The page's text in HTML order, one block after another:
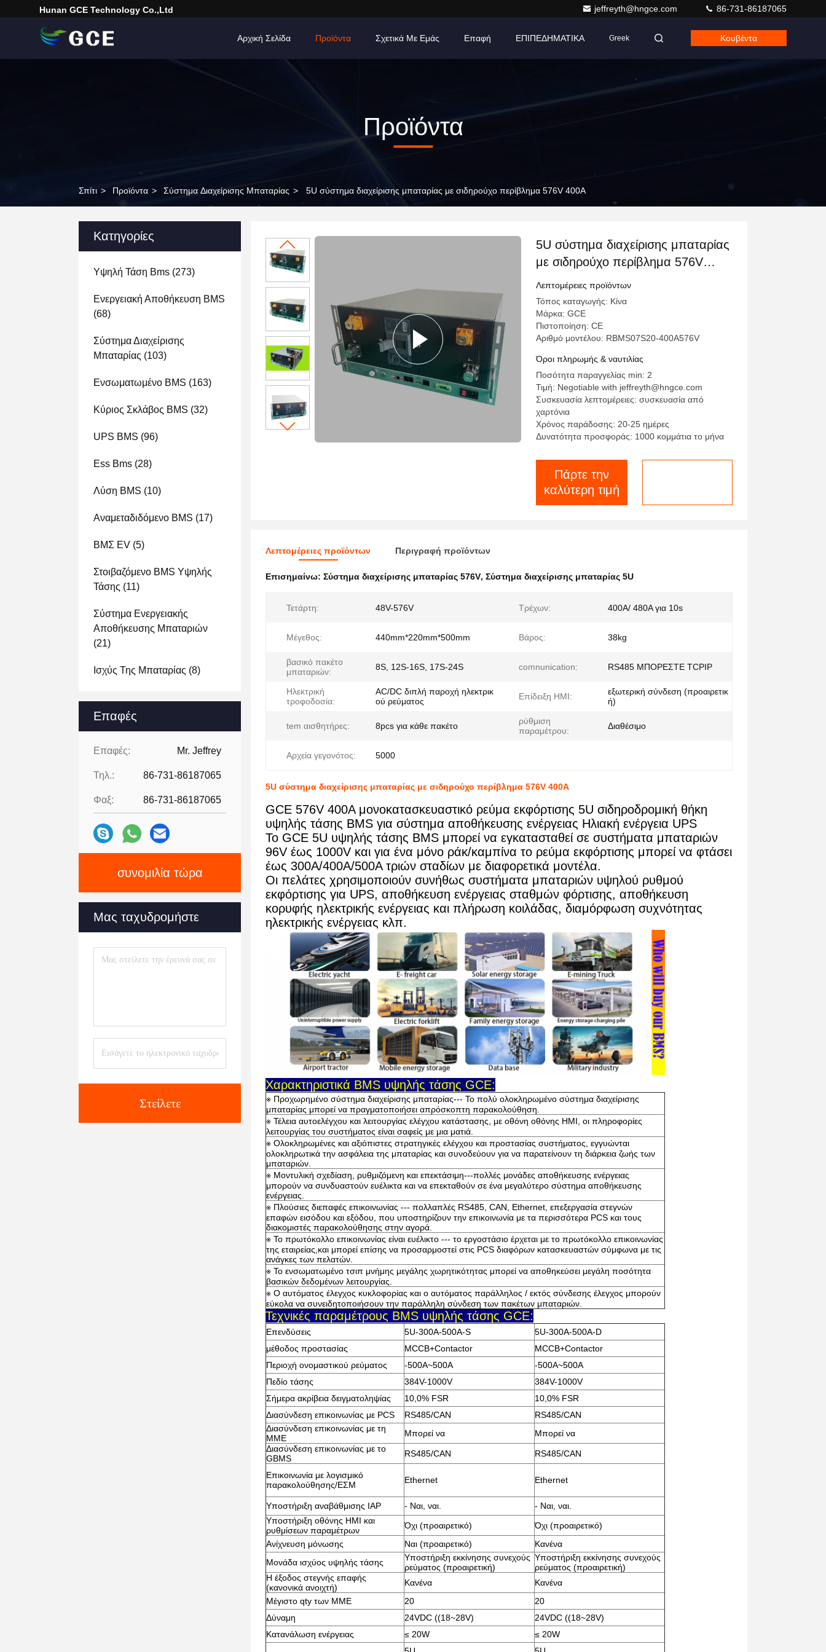
Hunan GCE Technology Co.,Ltd jeffreyth@hngce.com 86-731-86187065
Αρχική Σελίδα Προϊόντα Σχετικά Με Εμάς Επαφή ΕΠΙΠΕΔΗΜΑΤΙΚΑ Greek Κουβέντα
Προϊόντα
Σπίτι > Προϊόντα > Σύστημα Διαχείρισης Μπαταρίας > 5U σύστημα διαχείρισης μπαταρίας με σιδηρούχο περίβλημα 576V 400A
Κατηγορίες
Υψηλή Τάση Bms (273)
Ενεργειακή Αποθήκευση BMS
(68)
Σύστημα Διαχείρισης
Μπαταρίας (103)
Ενσωματωμένο BMS (163)
Κύριος Σκλάβος BMS (32)
UPS BMS (96)
Ess Bms (28)
Λύση BMS (10)
Αναμεταδιδόμενο BMS (17)
ΒΜΣ EV (5)
Στοιβαζόμενο BMS Υψηλής
Τάσης (11)
Σύστημα Ενεργειακής
Αποθήκευσης Μπαταριών
(21)
Ισχύς Της Μπαταρίας (8)
Επαφές
Επαφές: Mr. Jeffrey
Τηλ.: 86-731-86187065
Φαξ: 86-731-86187065
συνομιλία τώρα
Μας ταχυδρομήστε
Στείλετε
5U σύστημα διαχείρισης μπαταρίας
με σιδηρούχο περίβλημα 576V
400A
Λεπτομέρειες προϊόντων
Τόπος καταγωγής: Κίνα
Μάρκα: GCE
Πιστοποίηση: CE
Αριθμό μοντέλου: RBMS07S20-400A576V
Όροι πληρωμής & ναυτιλίας
Ποσότητα παραγγελίας min: 2
Τιμή: Negotiable with jeffreyth@hngce.com
Συσκευασία λεπτομέρειες: συσκευασία από
χαρτόνια
Χρόνος παράδοσης: 20-25 ημέρες
Δυνατότητα προσφοράς: 1000 κομμάτια το μήνα
Πάρτε την
καλύτερη τιμή
Λεπτομέρειες προϊόντων Περιγραφή προϊόντων
Επισημαίνω: Σύστημα διαχείρισης μπαταρίας 576V, Σύστημα διαχείρισης μπαταρίας 5U
Τετάρτη: 48V-576V Τρέχων: 400A/ 480A για 10s
Μέγεθος: 440mm*220mm*500mm Βάρος: 38kg
βασικό πακέτο
μπαταριών:
8S, 12S-16S, 17S-24S comnunication: RS485 ΜΠΟΡΕΣΤΕ TCPIP
Ηλεκτρική
τροφοδοσία:
AC/DC διπλή παροχή ηλεκτρικ
ού ρεύματος
Επίδειξη HMI:
εξωτερική σύνδεση (προαιρετικ
ή)
tem αισθητήρες: 8pcs για κάθε πακέτο
ρύθμιση
παραμέτρου:
Διαθέσιμο
Αρχεία γεγονότος: 5000
5U σύστημα διαχείρισης μπαταρίας με σιδηρούχο περίβλημα 576V 400A
GCE 576V 400A μονοκατασκευαστικό ρεύμα εκφόρτισης 5U σιδηροδρομική θήκη
υψηλής τάσης BMS για σύστημα αποθήκευσης ενέργειας Ηλιακή ενέργεια UPS
Το GCE 5U υψηλής τάσης BMS μπορεί να εγκατασταθεί σε συστήματα μπαταριών
96V έως 1000V και για ένα μόνο ράκ/καμπίνα το ρεύμα εκφόρτισης μπορεί να φτάσει
έως 300A/400A/500A τριών σταδίων με διαφορετικά μοντέλα.
Οι πελάτες χρησιμοποιούν συνήθως συστήματα μπαταριών υψηλού ρυθμού
εκφόρτισης για UPS, αποθήκευση ενέργειας σταθμών φόρτισης, αποθήκευση
κορυφής ηλεκτρικής ενέργειας και πλήρωση κοιλάδας, διαμόρφωση συχνότητας
ηλεκτρικής ενέργειας κλπ.
Χαρακτηριστικά BMS υψηλής τάσης GCE:
※ Προχωρημένο σύστημα διαχείρισης μπαταρίας--- Το πολύ ολοκληρωμένο σύστημα διαχείρισης
μπαταρίας μπορεί να πραγματοποιήσει απρόσκοπτη παρακολούθηση.
※ Τέλεια αυτοελέγχου και λειτουργίας ελέγχου κατάστασης, με οθόνη οθόνης HMI, οι πληροφορίες
λειτουργίας του συστήματος είναι σαφείς με μια ματιά.
※ Ολοκληρωμένες και αξιόπιστες στρατηγικές ελέγχου και προστασίας συστήματος, εγγυώνται
ολοκληρωτικά την ασφάλεια της μπαταρίας και συνοδεύουν για να παρατείνουν τη διάρκεια ζωής των
μπαταριών.
※ Μοντυλική σχεδίαση, ρυθμιζόμενη και επεκτάσιμη---πολλές μονάδες αποθήκευσης ενέργειας
μπορούν να συνδυαστούν ευέλικτα και να επεκταθούν σε ένα μεγαλύτερο σύστημα αποθήκευσης
ενέργειας.
※ Πλούσιες διεπαφές επικοινωνίας --- πολλαπλές RS485, CAN, Ethernet, επεξεργασία στεγνών
επαφών εισόδου και εξόδου, που υποστηρίζουν την επικοινωνία με τα περισσότερα PCS και τους
διακομιστές παρακολούθησης στην αγορά.
※ Το πρωτόκολλο επικοινωνίας είναι ευέλικτο --- το εργοστάσιο έρχεται με το πρωτόκολλο επικοινωνίας
της εταιρείας,και μπορεί επίσης να προσαρμοστεί στις PCS διαφόρων κατασκευαστών σύμφωνα με τις
ανάγκες των πελατών.
※ Το ενσωματωμένο τσιπ μνήμης μεγάλης χωρητικότητας μπορεί να αποθηκεύσει μεγάλη ποσότητα
βασικών δεδομένων λειτουργίας.
※ Ο αυτόματος έλεγχος κυκλοφορίας και ο αυτόματος παράλληλος / εκτός σύνδεσης έλεγχος μπορούν
εύκολα να συνειδητοποιήσουν την παράλληλη σύνδεση των πακέτων μπαταριών.
Τεχνικές παραμέτρους BMS υψηλής τάσης GCE:
Επενδύσεις 5U-300A-500A-S
5U-300A-500A-D
μέθοδος προστασίας
MCCB+Contactor
MCCB+Contactor
Περιοχή ονομαστικού ρεύματος
-500A~500A
-500A~500A
Πεδίο τάσης
384V-1000V
384V-1000V
Σήμερα ακρίβεια δειγματοληψίας
10,0% FSR
10,0% FSR
Διασύνδεση επικοινωνίας με PCS
RS485/CAN
RS485/CAN
Διασύνδεση επικοινωνίας με τη
ΜΜΕ
Μπορεί να
Μπορεί να
Διασύνδεση επικοινωνίας με το
GBMS
RS485/CAN RS485/CAN
Επικοινωνία με λογισμικό
παρακολούθησης/ΕΣΜ
Ethernet Ethernet
Υποστήριξη αναβάθμισης IAP - Ναι, ναι.
- Ναι, ναι.
Υποστήριξη οθόνης HMI και
ρυθμίσεων παραμέτρων
Όχι (προαιρετικό)
Όχι (προαιρετικό)
Ανίχνευση μόνωσης
Ναι (προαιρετικό)
Κανένα
Μονάδα ισχύος υψηλής τάσης
Υποστήριξη εκκίνησης συνεχούς
ρεύματος (προαιρετική)
Υποστήριξη εκκίνησης συνεχούς
ρεύματος (προαιρετική)
Η έξοδος στεγνής επαφής
(κανονικά ανοιχτή)
Κανένα
Κανένα
Μέγιστο qty των ΜΜΕ
20
20
Δύναμη
24VDC ((18~28V)
24VDC ((18~28V)
Κατανάλωση ενέργειας
≤ 20W ≤ 20W